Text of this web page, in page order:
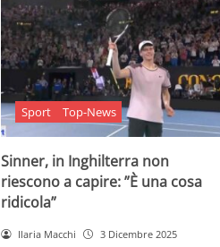
Sport Top-News
Sinner, in Inghilterra non
riescono a capire: ”È una cosa
ridicola”
Ilaria Macchi 3 Dicembre 2025